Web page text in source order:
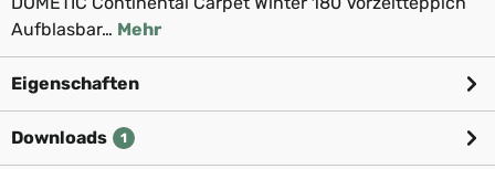
Aufblasbar… Mehr
Eigenschaften
Downloads 1